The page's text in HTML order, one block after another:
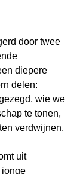
door twee
diepere
delen:
wie we
te tonen,
verdwijnen.
uit
jonge